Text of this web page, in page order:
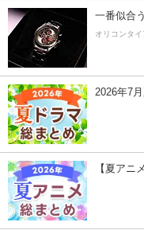
一番似合
オリコンタ
2026年7
【夏アニ